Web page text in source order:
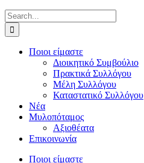
Search
for:
Ποιοι είμαστε
Διοικητικό Συμβούλιο
Πρακτικά Συλλόγου
Μέλη Συλλόγου
Καταστατικό Συλλόγου
Νέα
Μυλοπόταμος
Αξιοθέατα
Επικοινωνία
Ποιοι είμαστε